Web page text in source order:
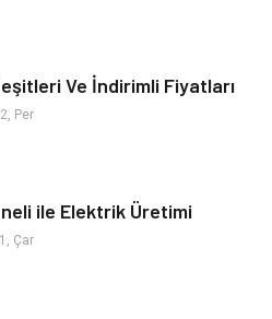
Emlak
Ve İndirimli Fiyatları
Per
ile Elektrik Üretimi
Çar